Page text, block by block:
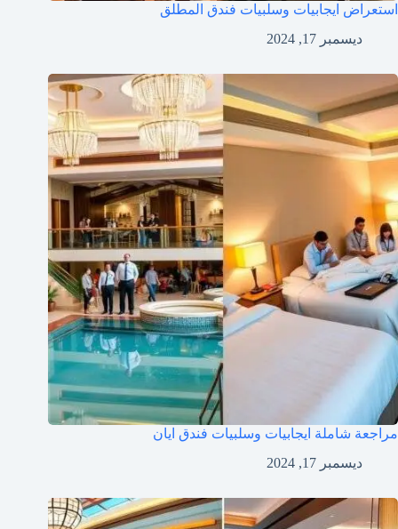
استعراض ايجابيات وسلبيات فندق المطلق
ديسمبر 17, 2024
مراجعة شاملة ايجابيات وسلبيات فندق ايان
ديسمبر 17, 2024